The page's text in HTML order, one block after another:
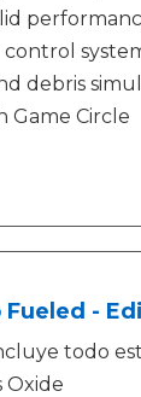
debris
Circle
-
todo
Oxide